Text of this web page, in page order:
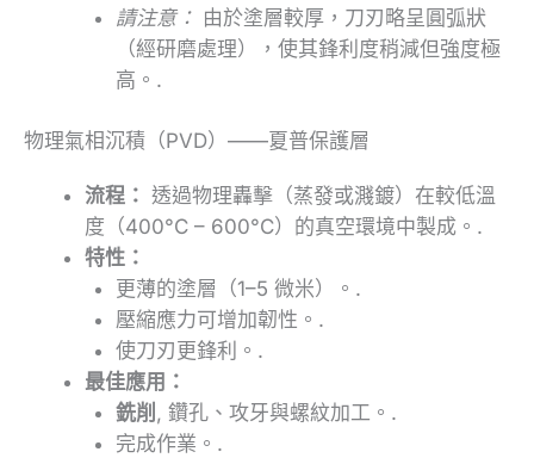
請注意： 由於塗層較厚，刀刃略呈圓弧狀
（經研磨處理），使其鋒利度稍減但強度極
高。.
物理氣相沉積（PVD）——夏普保護層
流程： 透過物理轟擊（蒸發或濺鍍）在較低溫
度（400°C – 600°C）的真空環境中製成。.
特性：
更薄的塗層（1–5 微米）。.
壓縮應力可增加韌性。.
使刀刃更鋒利。.
最佳應用：
銑削 , 鑽孔、攻牙與螺紋加工。.
完成作業。.